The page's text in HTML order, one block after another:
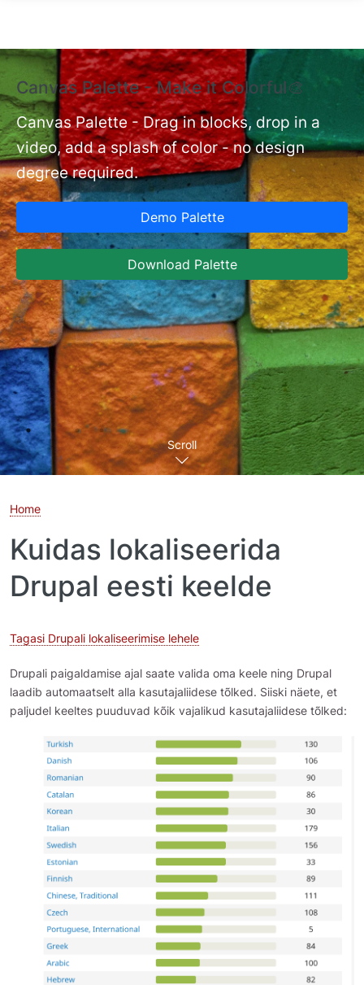
Canvas Palette - Make it Colorful🎨
Canvas Palette - Drag in blocks, drop in a
video, add a splash of color - no design
degree required.
Demo Palette
Download Palette
Scroll
Home
Kuidas lokaliseerida
Drupal eesti keelde
Tagasi Drupali lokaliseerimise lehele
Drupali paigaldamise ajal saate valida oma keele ning Drupal
laadib automaatselt alla kasutajaliidese tõlked. Siiski näete, et
paljudel keeltes puuduvad kõik vajalikud kasutajaliidese tõlked: